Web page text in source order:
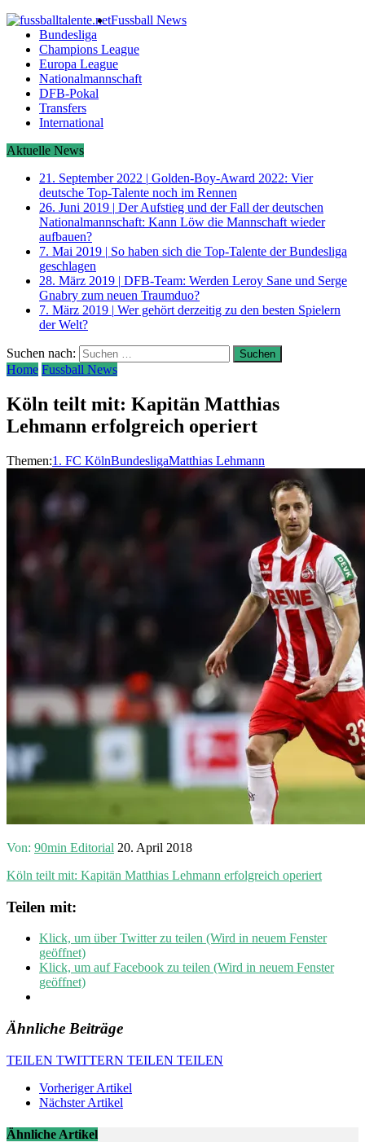
Fussball News
Bundesliga
Champions League
Europa League
Nationalmannschaft
DFB-Pokal
Transfers
International
Aktuelle News
21. September 2022 | Golden-Boy-Award 2022: Vier
deutsche Top-Talente noch im Rennen
26. Juni 2019 | Der Aufstieg und der Fall der deutschen
Nationalmannschaft: Kann Löw die Mannschaft wieder
aufbauen?
7. Mai 2019 | So haben sich die Top-Talente der Bundesliga
geschlagen
28. März 2019 | DFB-Team: Werden Leroy Sane und Serge
Gnabry zum neuen Traumduo?
7. März 2019 | Wer gehört derzeitig zu den besten Spielern
der Welt?
Suchen nach:
Home Fussball News
Köln teilt mit: Kapitän Matthias
Lehmann erfolgreich operiert
Themen:1. FC KölnBundesligaMatthias Lehmann
Von: 90min Editorial 20. April 2018
Köln teilt mit: Kapitän Matthias Lehmann erfolgreich operiert
Teilen mit:
Klick, um über Twitter zu teilen (Wird in neuem Fenster
geöffnet)
Klick, um auf Facebook zu teilen (Wird in neuem Fenster
geöffnet)
Ähnliche Beiträge
TEILEN TWITTERN TEILEN TEILEN
Vorheriger Artikel
Nächster Artikel
Ähnliche Artikel